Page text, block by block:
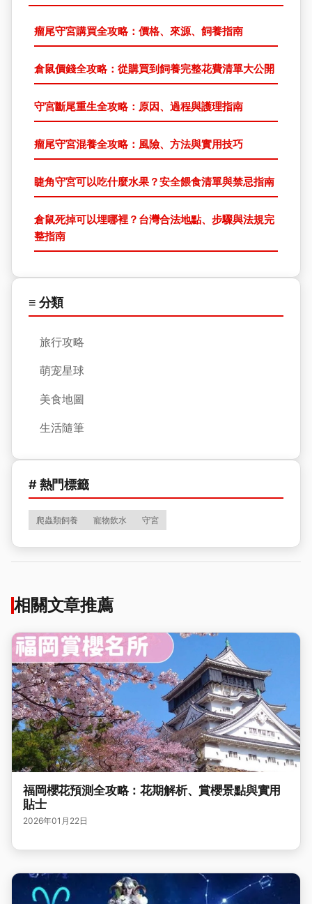
瘤尾守宮購買全攻略：價格、來源、飼養指南
倉鼠價錢全攻略：從購買到飼養完整花費清單大公開
守宮斷尾重生全攻略：原因、過程與護理指南
瘤尾守宮混養全攻略：風險、方法與實用技巧
睫角守宮可以吃什麼水果？安全餵食清單與禁忌指南
倉鼠死掉可以埋哪裡？台灣合法地點、步驟與法規完
整指南
≡ 分類
旅行攻略
萌宠星球
美食地圖
生活隨筆
# 熱門標籤
爬蟲類飼養 寵物飲水 守宮
相關文章推薦
福岡櫻花預測全攻略：花期解析、賞櫻景點與實用
貼士
2026年01月22日